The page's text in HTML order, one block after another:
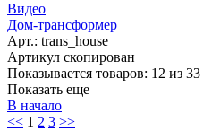
Видео
Дом-трансформер
Арт.: trans_house
Артикул скопирован
Показывается товаров: 12 из 33
Показать еще
В начало
<< 1 2 3 >>